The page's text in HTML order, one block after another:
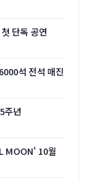
단독 공연
석 전석 매진
주년
MOON' 10월